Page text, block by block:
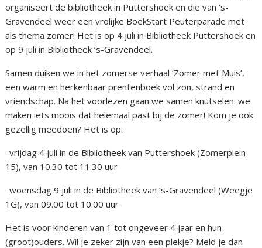
organiseert de bibliotheek in Puttershoek en die van ‘s-
Gravendeel weer een vrolijke BoekStart Peuterparade met
als thema zomer! Het is op 4 juli in Bibliotheek Puttershoek en
op 9 juli in Bibliotheek ’s-Gravendeel.
Samen duiken we in het zomerse verhaal ‘Zomer met Muis’,
een warm en herkenbaar prentenboek vol zon, strand en
vriendschap. Na het voorlezen gaan we samen knutselen: we
maken iets moois dat helemaal past bij de zomer! Kom je ook
gezellig meedoen? Het is op:
· vrijdag 4 juli in de Bibliotheek van Puttershoek (Zomerplein
15), van 10.30 tot 11.30 uur
· woensdag 9 juli in de Bibliotheek van ’s-Gravendeel (Weegje
1G), van 09.00 tot 10.00 uur
Het is voor kinderen van 1 tot ongeveer 4 jaar en hun
(groot)ouders. Wil je zeker zijn van een plekje? Meld je dan